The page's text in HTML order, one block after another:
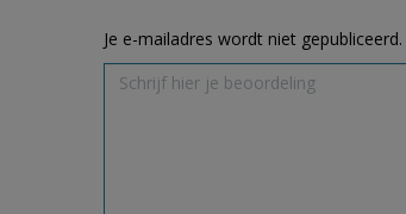
Je e-mailadres wordt niet gepubliceerd.